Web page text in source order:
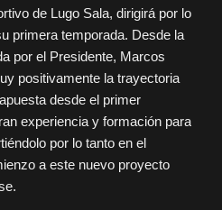
de Lugo Sala, dirigirá por lo
primera temporada. Desde la
por el Presidente, Marcos
positivamente la trayectoria
desde el primer
experiencia y formación para
por lo tanto en el
a este nuevo proyecto